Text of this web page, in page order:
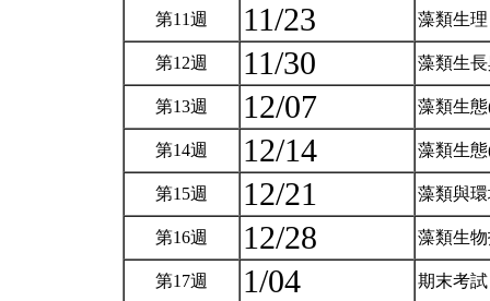
第11週 11/23 藻類生
第12週 11/30 藻類生
第13週 12/07 藻類生
第14週 12/14 藻類生
第15週 12/21 藻類與
第16週 12/28 藻類生
第17週 1/04 期末考